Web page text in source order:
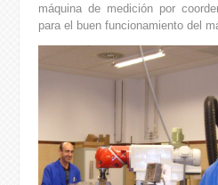
máquina de medición por
para el buen funcionamiento del